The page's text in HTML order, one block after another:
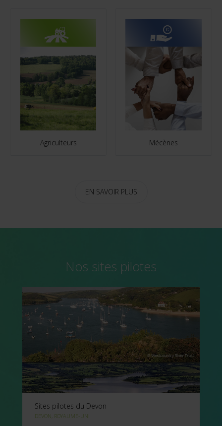
Agriculteurs Mécènes
EN SAVOIR PLUS
Nos sites pilotes
Sites pilotes du Devon
DEVON, ROYAUME-UNI